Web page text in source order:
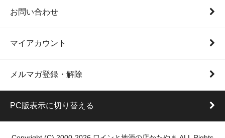
お問い合わせ
マイアカウント
メルマガ登録・解除
PC版表示に切り替える